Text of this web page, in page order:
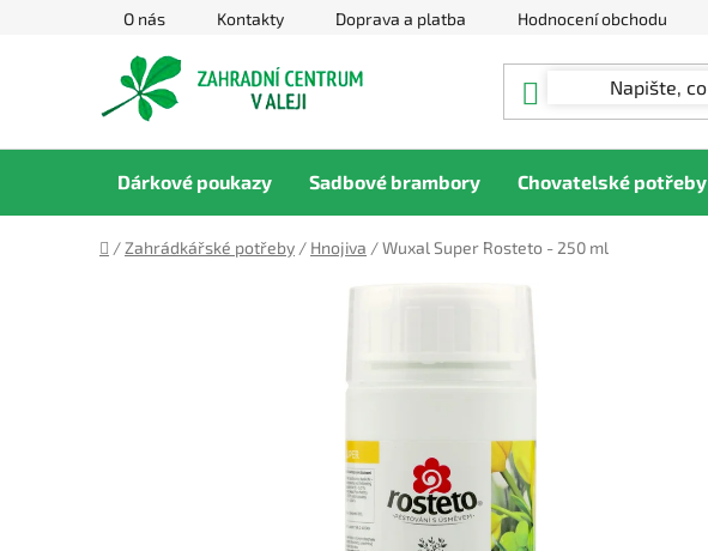
O nás Kontakty Doprava a platba Hodnocení obchodu
Dárkové poukazy Sadbové brambory Chovatelské potřeby
Domů
/ Zahrádkářské potřeby / Hnojiva /Wuxal Super Rosteto - 250 ml